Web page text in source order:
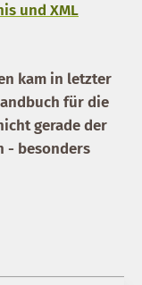
und XML
kam in letzter
für die
gerade der
- besonders